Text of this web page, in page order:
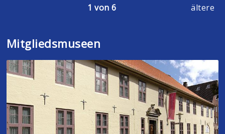
1 von 6 ältere
Mitgliedsmuseen